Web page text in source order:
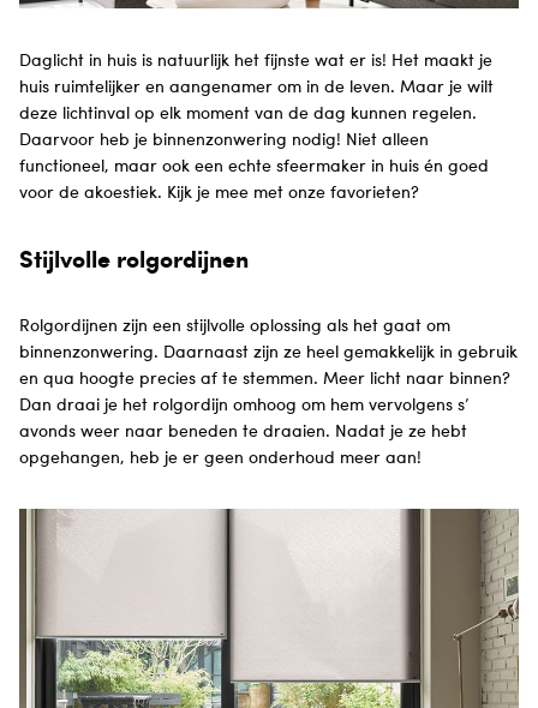
Daglicht in huis is natuurlijk het fijnste wat er is! Het maakt je
huis ruimtelijker en aangenamer om in de leven. Maar je wilt
deze lichtinval op elk moment van de dag kunnen regelen.
Daarvoor heb je binnenzonwering nodig! Niet alleen
functioneel, maar ook een echte sfeermaker in huis én goed
voor de akoestiek. Kijk je mee met onze favorieten?
Stijlvolle rolgordijnen
Rolgordijnen zijn een stijlvolle oplossing als het gaat om
binnenzonwering. Daarnaast zijn ze heel gemakkelijk in gebruik
en qua hoogte precies af te stemmen. Meer licht naar binnen?
Dan draai je het rolgordijn omhoog om hem vervolgens s’
avonds weer naar beneden te draaien. Nadat je ze hebt
opgehangen, heb je er geen onderhoud meer aan!